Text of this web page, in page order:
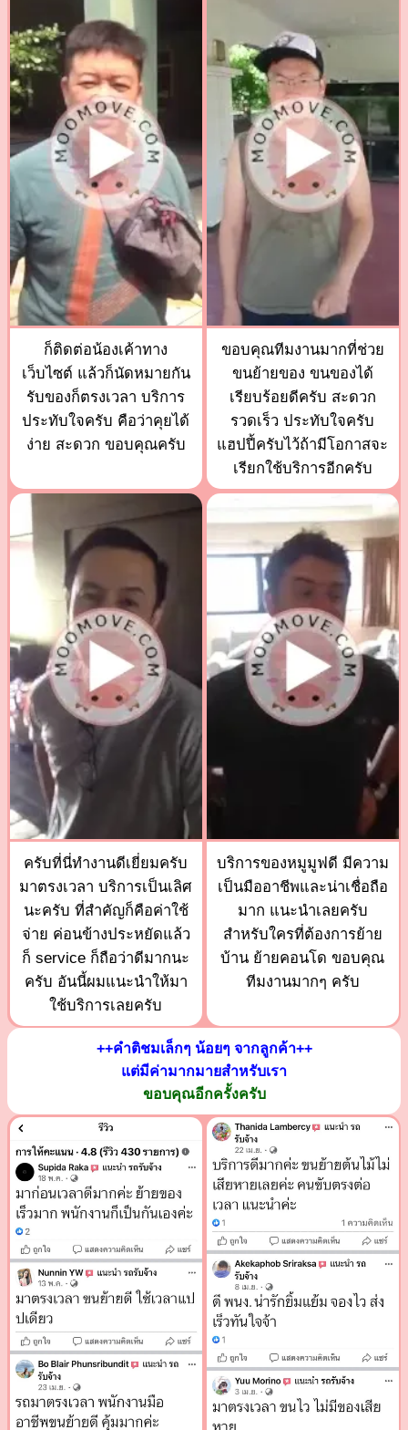
ก็ติดต่อน้องเค้าทาง
เว็บไซต์ แล้วก็นัดหมายกัน
รับของก็ตรงเวลา บริการ
ประทับใจครับ คือว่าคุยได้
ง่าย สะดวก ขอบคุณครับ
ขอบคุณทีมงานมากที่ช่วย
ขนย้ายของ ขนของได้
เรียบร้อยดีครับ สะดวก
รวดเร็ว ประทับใจครับ
แฮปปี้ครับไว้ถ้ามีโอกาสจะ
เรียกใช้บริการอีกครับ
ครับที่นี่ทำงานดีเยี่ยมครับ
มาตรงเวลา บริการเป็นเลิศ
นะครับ ที่สำคัญก็คือค่าใช้
จ่าย ค่อนข้างประหยัดแล้ว
ก็ service ก็ถือว่าดีมากนะ
ครับ อันนี้ผมแนะนำให้มา
ใช้บริการเลยครับ
บริการของหมูมูฟดี มีความ
เป็นมืออาชีพและน่าเชื่อถือ
มาก แนะนำเลยครับ
สำหรับใครที่ต้องการย้าย
บ้าน ย้ายคอนโด ขอบคุณ
ทีมงานมากๆ ครับ
++คำติชมเล็กๆ น้อยๆ จากลูกค้า++
แต่มีค่ามากมายสำหรับเรา
ขอบคุณอีกครั้งครับ